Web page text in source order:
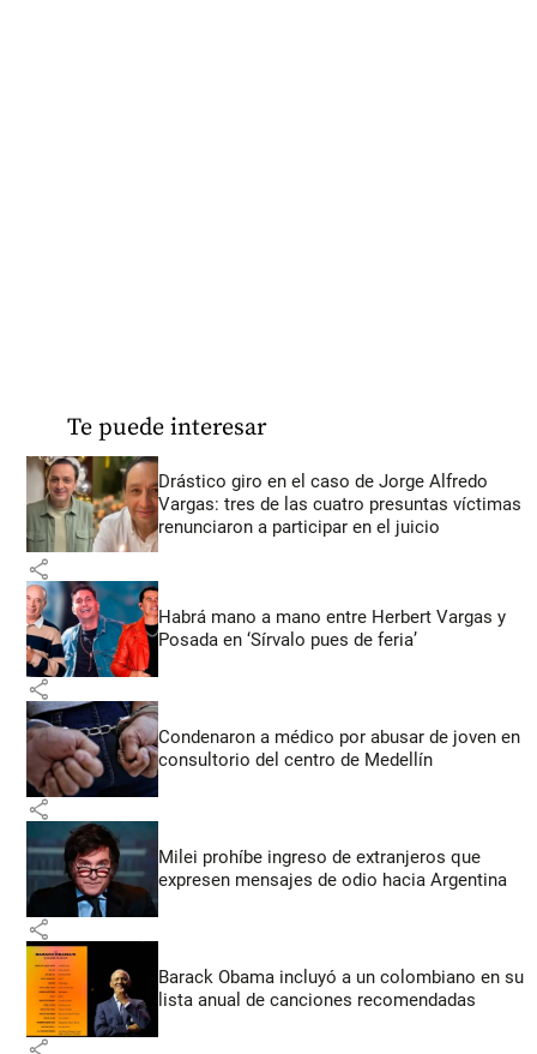
Te puede interesar
Drástico giro en el caso de Jorge Alfredo
Vargas: tres de las cuatro presuntas víctimas
renunciaron a participar en el juicio
share
Habrá mano a mano entre Herbert Vargas y
Posada en ‘Sírvalo pues de feria’
share
Condenaron a médico por abusar de joven en
consultorio del centro de Medellín
share
Milei prohíbe ingreso de extranjeros que
expresen mensajes de odio hacia Argentina
share
Barack Obama incluyó a un colombiano en su
lista anual de canciones recomendadas